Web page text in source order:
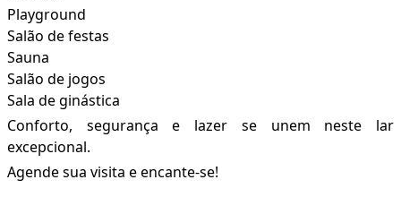
Playground
Salão de festas
Sauna
Salão de jogos
Sala de ginástica
Conforto, segurança e lazer se unem neste lar
excepcional.
Agende sua visita e encante-se!